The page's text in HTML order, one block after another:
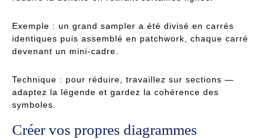
Exemple : un grand sampler a été divisé en carrés
identiques puis assemblé en patchwork, chaque carré
devenant un mini-cadre.
Technique : pour réduire, travaillez sur sections —
adaptez la légende et gardez la cohérence des
symboles.
Créer vos propres diagrammes